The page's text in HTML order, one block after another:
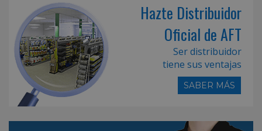
Hazte Distribuidor
Oficial de AFT
Ser distribuidor
tiene sus ventajas
SABER MÁS